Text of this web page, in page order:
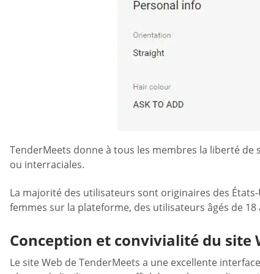
TenderMeets donne à tous les membres la liberté
ou interraciales.
La majorité des utilisateurs sont originaires des
femmes sur la plateforme, des utilisateurs âgés de
Conception et convivialité du site
Le site Web de TenderMeets a une excellente